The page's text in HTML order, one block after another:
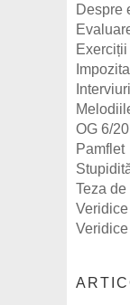
Despre
Interviuri
OG 6/
Pamflet
Teza
Veridice